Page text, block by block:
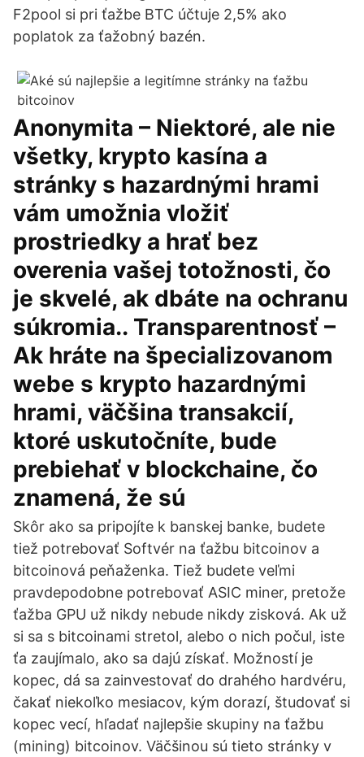
F2pool si pri ťažbe BTC účtuje 2,5% ako
poplatok za ťažobný bazén.
Anonymita – Niektoré, ale nie
všetky, krypto kasína a
stránky s hazardnými hrami
vám umožnia vložiť
prostriedky a hrať bez
overenia vašej totožnosti, čo
je skvelé, ak dbáte na ochranu
súkromia.. Transparentnosť –
Ak hráte na špecializovanom
webe s krypto hazardnými
hrami, väčšina transakcií,
ktoré uskutočníte, bude
prebiehať v blockchaine, čo
znamená, že sú
Skôr ako sa pripojíte k banskej banke, budete
tiež potrebovať Softvér na ťažbu bitcoinov a
bitcoinová peňaženka. Tiež budete veľmi
pravdepodobne potrebovať ASIC miner, pretože
ťažba GPU už nikdy nebude nikdy zisková. Ak už
si sa s bitcoinami stretol, alebo o nich počul, iste
ťa zaujímalo, ako sa dajú získať. Možností je
kopec, dá sa zainvestovať do drahého hardvéru,
čakať niekoľko mesiacov, kým dorazí, študovať si
kopec vecí, hľadať najlepšie skupiny na ťažbu
(mining) bitcoinov. Väčšinou sú tieto stránky v